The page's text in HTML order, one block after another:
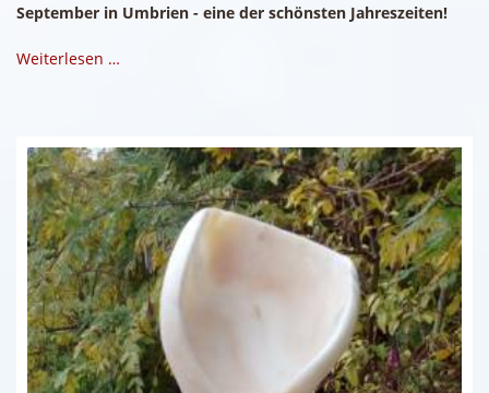
September in Umbrien - eine der schönsten Jahreszeiten!
Weiterlesen …